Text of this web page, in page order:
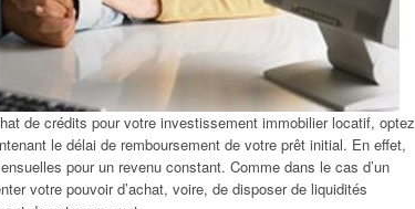
de crédits pour votre investissement immobilier locatif, optez
le délai de remboursement de votre prêt initial. En effet,
pour un revenu constant. Comme dans le cas d’un
votre pouvoir d’achat, voire, de disposer de liquidités